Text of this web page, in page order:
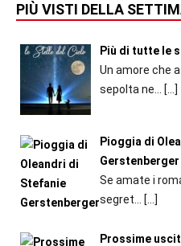
PIÙ VISTI DELLA
Più di tutte le
Un amore che
sepolta ne...
[…]
Pioggia di
Gerstenberger
Se amate i
segret...
[…]
Prossime